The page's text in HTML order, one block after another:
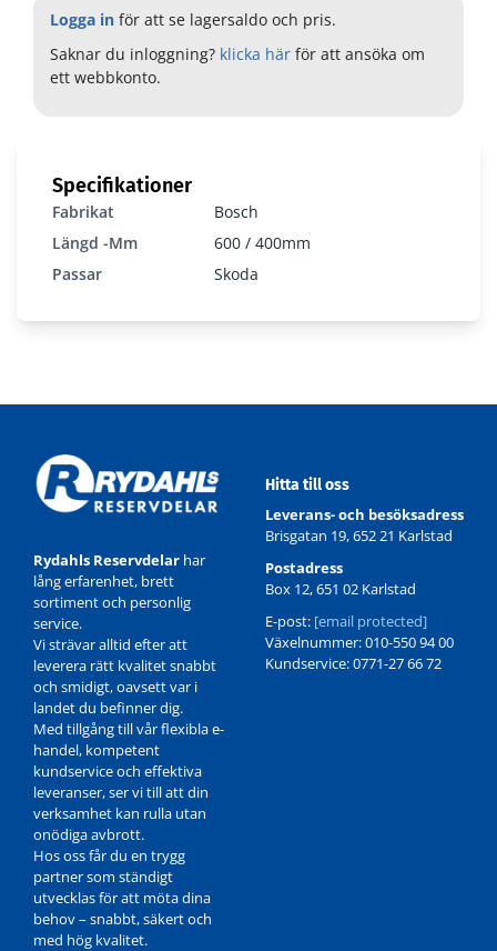
Logga in för att se lagersaldo och pris.
Saknar du inloggning? klicka här för att ansöka om
ett webbkonto.
Specifikationer
Fabrikat
Bosch
Längd -mm
600 / 400mm
Passar
Skoda
Rydahls Reservdelar har
lång erfarenhet, brett
sortiment och personlig
service.
Vi strävar alltid efter att
leverera rätt kvalitet snabbt
och smidigt, oavsett var i
landet du befinner dig.
Med tillgång till vår flexibla e-
handel, kompetent
kundservice och effektiva
leveranser, ser vi till att din
verksamhet kan rulla utan
onödiga avbrott.
Hos oss får du en trygg
partner som ständigt
utvecklas för att möta dina
behov – snabbt, säkert och
med hög kvalitet.
Hitta till oss
Leverans- och besöksadress
Brisgatan 19, 652 21 Karlstad
Postadress
Box 12, 651 02 Karlstad
E-post: [email protected]
Växelnummer: 010-550 94 00
Kundservice: 0771-27 66 72